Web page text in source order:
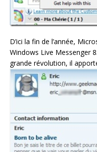
D’ici la fin de l’année,
Windows Live Messenger
grande révolution, il